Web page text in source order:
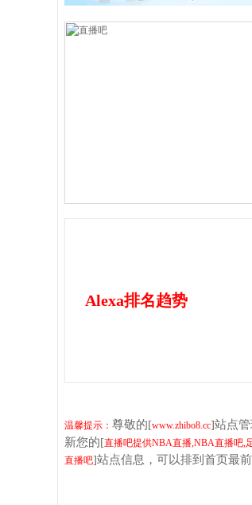
Alexa排名趋势
温馨提示： 尊敬的[www.zhibo8.cc]站点
新您的[直播吧提供NBA直播,NBA直播吧,
直播吧]站点信息，可以排到首页最